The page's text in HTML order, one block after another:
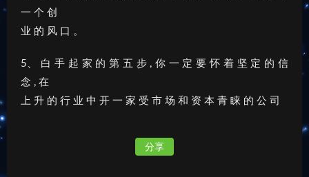
一 个 创
业 的 风 口 。
5、 白 手 起 家 的 第 五 步 , 你 一 定 要 怀 着 坚 定 的 信
念 , 在
上 升 的 行 业 中 开 一 家 受 市 场 和 资 本 青 睐 的 公 司
分享